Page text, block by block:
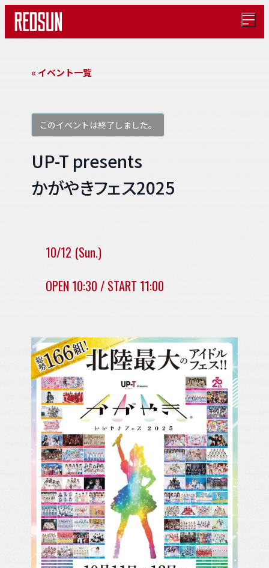
メ
« イベント一覧
このイベントは終了しました。
UP-T presents
かがやきフェス2025
10/12 (Sun.)
OPEN 10:30 / START 11:00